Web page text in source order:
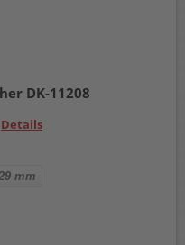
DK-11208
Details
mm